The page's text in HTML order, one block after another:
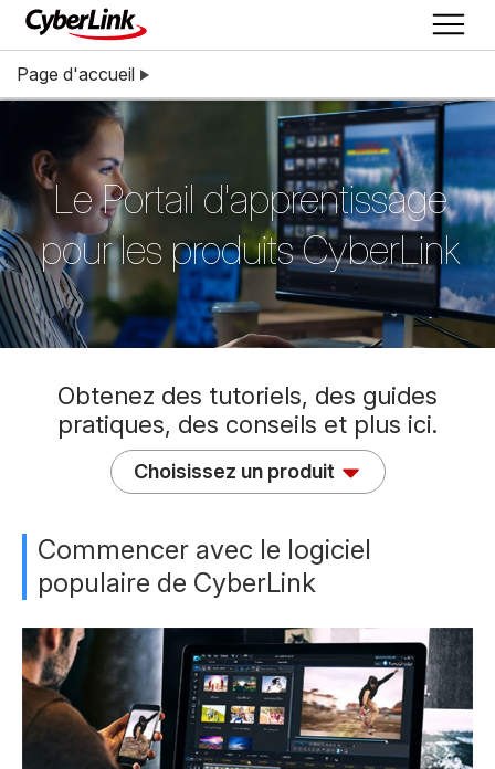
Page d'accueil
Le Portail d'apprentissage
pour les produits CyberLink
Obtenez des tutoriels, des guides
pratiques, des conseils et plus ici.
Choisissez un produit
Commencer avec le logiciel
populaire de CyberLink